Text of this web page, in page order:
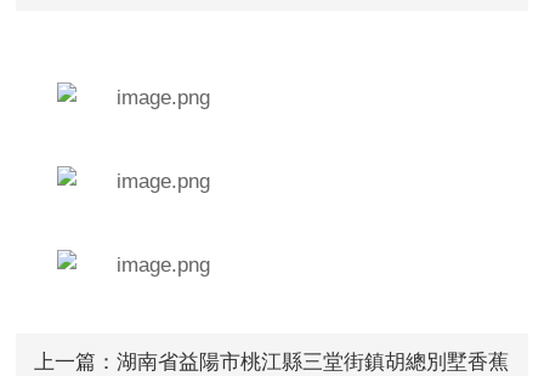
上一篇：湖南省益陽市桃江縣三堂街鎮胡總別墅香蕉